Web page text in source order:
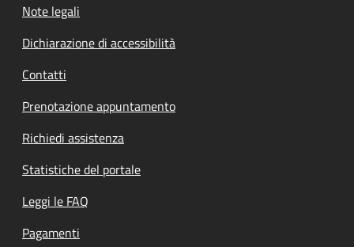
Note legali
Dichiarazione di accessibilità
Contatti
Prenotazione appuntamento
Richiedi assistenza
Statistiche del portale
Leggi le FAQ
Pagamenti